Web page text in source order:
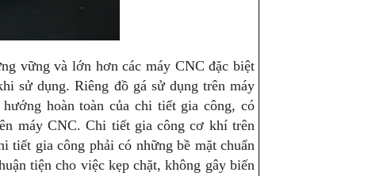
vững và lớn hơn các máy CNC đặc biệt
sử dụng. Riêng đồ gá sử dụng trên máy
hoàn toàn của chi tiết gia công, có
máy CNC. Chi tiết gia công cơ khí trên
tiết gia công phải có những bề mặt chuẩn
tiện cho việc kẹp chặt, không gây biến